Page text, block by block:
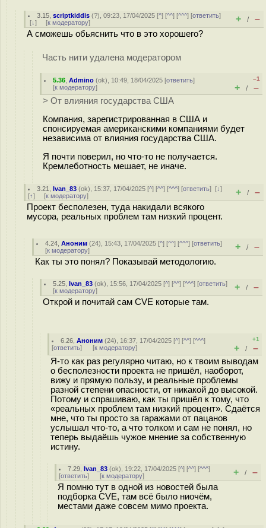
3.15 ,scriptkiddis (?), 09:23, 17/04/2025 [^] [^^] [^^^] [ответить]
[↓] [к модератору] + / –
А сможешь обьяснить что в это хорошего?
Часть нити удалена модератором
5.36 ,Admino (ok), 10:49, 18/04/2025 [ответить]
[к модератору]
–1
+ / –
> От влияния государства США
Компания, зарегистрированная в США и
спонсируемая американскими компаниями будет
независима от влияния государства США.
Я почти поверил, но что-то не получается.
Кремлеботность мешает, не иначе.
3.21 ,Ivan_83 (ok), 15:37, 17/04/2025 [^] [^^] [^^^] [ответить][↓]
[↑] [к модератору] + / –
Проект бесполезен, туда накидали всякого
мусора, реальных проблем там низкий процент.
4.24 ,Аноним (24), 15:43, 17/04/2025 [^] [^^] [^^^] [ответить]
[к модератору] + / –
Как ты это понял? Показывай методологию.
5.25 ,Ivan_83 (ok), 15:56, 17/04/2025 [^] [^^] [^^^] [ответить]
[к модератору] + / –
Открой и почитай сам CVE которые там.
6.26 ,Аноним (24), 16:37, 17/04/2025 [^] [^^] [^^^]
[ответить] [к модератору]
+1
+ / –
Я-то как раз регулярно читаю, но к твоим выводам
о бесполезности проекта не пришёл, наоборот,
вижу и прямую пользу, и реальные проблемы
разной степени опасности, от никакой до высокой.
Потому и спрашиваю, как ты пришёл к тому, что
«реальных проблем там низкий процент». Сдаётся
мне, что ты просто за гаражами от пацанов
услышал что-то, а что толком и сам не понял, но
теперь выдаёшь чужое мнение за собственную
истину.
7.29 ,Ivan_83 (ok), 19:22, 17/04/2025 [^] [^^] [^^^]
[ответить] [к модератору] + / –
Я помню тут в одной из новостей была
подборка CVE, там всё было ниочём,
местами даже совсем мимо проекта.